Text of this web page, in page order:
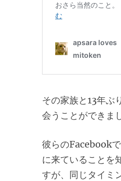
その家族と13年ぶ
会うことができま
彼らのFacebook
に来ていることを
すが、同じタイミ